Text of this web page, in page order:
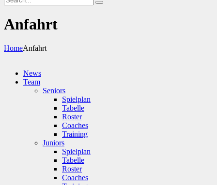
Anfahrt
HomeAnfahrt
News
Team
Seniors
Spielplan
Tabelle
Roster
Coaches
Training
Juniors
Spielplan
Tabelle
Roster
Coaches